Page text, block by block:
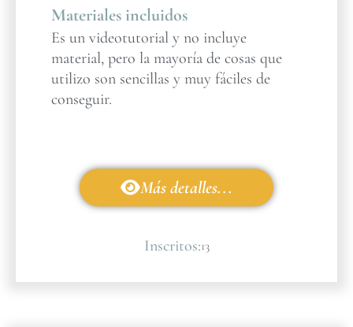
Materiales incluidos
Es un videotutorial y no incluye
material, pero la mayoría de cosas que
utilizo son sencillas y muy fáciles de
conseguir.
Más detalles...
Inscritos:13